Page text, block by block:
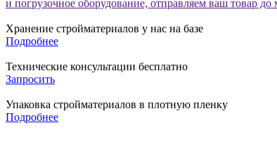
и погрузочное оборудование, отправляем ваш товар до
Хранение стройматериалов у нас на базе
Подробнее
Технические консультации бесплатно
Запросить
Упаковка стройматериалов в плотную пленку
Подробнее